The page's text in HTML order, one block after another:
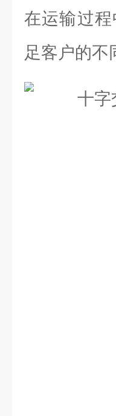
在运输过
足客户的不